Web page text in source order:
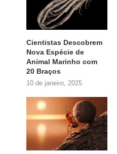
Cientistas Descobrem
Nova Espécie de
Animal Marinho com
20 Braços
10 de janeiro, 2025